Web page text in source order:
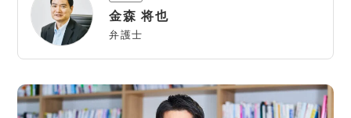
刑事事件
債務整理
離婚問題
AI Search Premium
掲載をご検討の弁護士の方へ
金森 将也
弁護士